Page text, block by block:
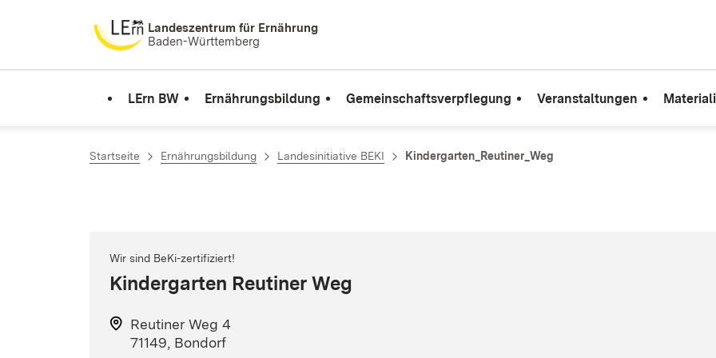
Zum Inhalt springenLandeszentrum für Ernährung
Baden-Württemberg
LErn BW Ernährungsbildung Gemeinschaftsverpflegung Veranstaltungen
Startseite Ernährungsbildung Landesinitiative BEKI Kindergarten_Reutiner_Weg
Wir sind BeKi-zertifiziert!
Kindergarten Reutiner Weg
Reutiner Weg 4
71149, Bondorf